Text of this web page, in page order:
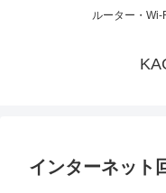
ルーター・
インターネット